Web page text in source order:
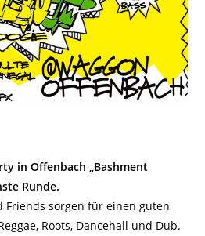
in Offenbach „Bashment
Runde.
Friends sorgen für einen guten
Roots, Dancehall und Dub.